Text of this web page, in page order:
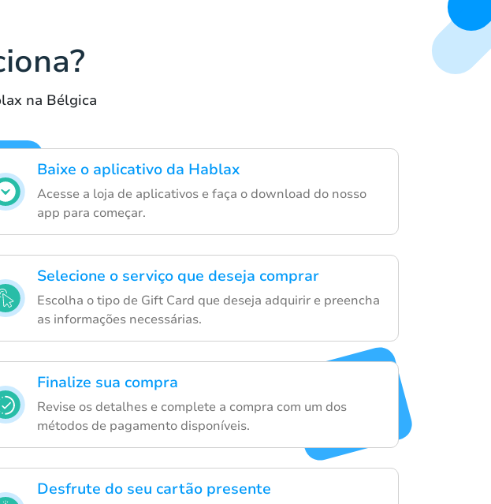
na Bélgica
Baixe o aplicativo da Hablax
Acesse a loja de aplicativos e faça o download do nosso
app para começar.
Selecione o serviço que deseja comprar
Escolha o tipo de Gift Card que deseja adquirir e preencha
as informações necessárias.
Finalize sua compra
Revise os detalhes e complete a compra com um dos
métodos de pagamento disponíveis.
Desfrute do seu cartão presente